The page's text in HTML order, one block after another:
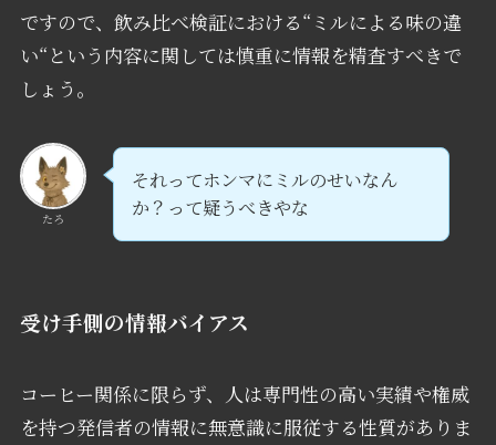
ですので、飲み比べ検証における“ミルによる味の違
い“という内容に関しては慎重に情報を精査すべきで
しょう。
たろ
それってホンマにミルのせいなん
か？って疑うべきやな
受け手側の情報バイアス
コーヒー関係に限らず、人は専門性の高い実績や権威
を持つ発信者の情報に無意識に服従する性質がありま